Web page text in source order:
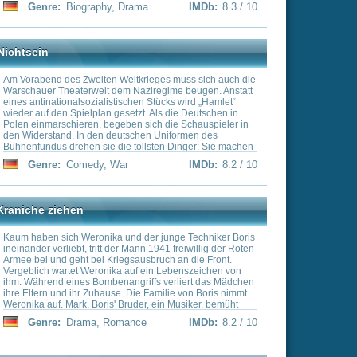
von Boris nimmt
ein Musiker, bemüht
an Boris
schließlich wieder von
des Krieges glaubt sie
ganze Liebe einem
IMDb:8.2 / 10
möchten sich die
Soldaten
den \"normalen\" Alltag
wird Vizepräsident in
Kaufhaus als Verkäufer
Hände verlor, findet Halt
Nach dem Scheitern
in die Tochter von
IMDb: 8.1 / 10
auf die
Andrej Sokolow
Er wird in den
und gerät in
Jahre
mit
fliehen, die er an die
kurzen Heimaturlaub
und die beiden
ums Leben gekommen
junger Offizier, ist ihm
erlebt er
Auf der Siegesfeier
dass sein Sohn am
ist, durch die Kugel
IMDb:8.1 / 10
sich während des